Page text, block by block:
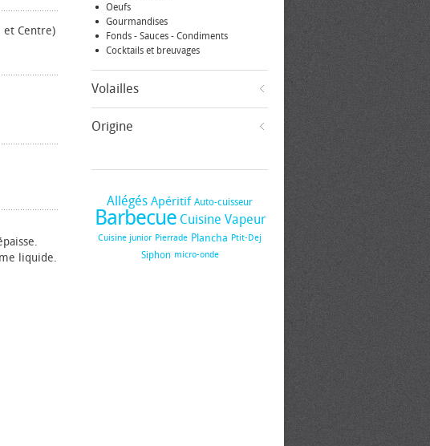
et Centre)
liquide.
Oeufs
Gourmandises
Fonds - Sauces - Condiments
Cocktails et breuvages
Volailles
Origine
Allégés Apéritif Auto-cuisseur
Barbecue Cuisine Vapeur
Cuisine junior Pierrade Plancha Ptit-Dej
Siphon micro-onde